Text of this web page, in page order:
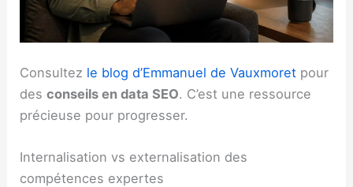
Consultez le blog d’Emmanuel de Vauxmoret pour
desconseils en data SEO. C’est une ressource
précieuse pour progresser.
Internalisation vs externalisation des
compétences expertes